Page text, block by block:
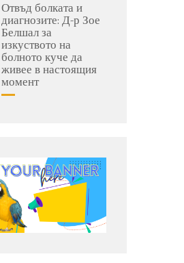
Отвъд болката и
диагнозите: Д-р Зое
Белшал за
изкуството на
болното куче да
живее в настоящия
момент